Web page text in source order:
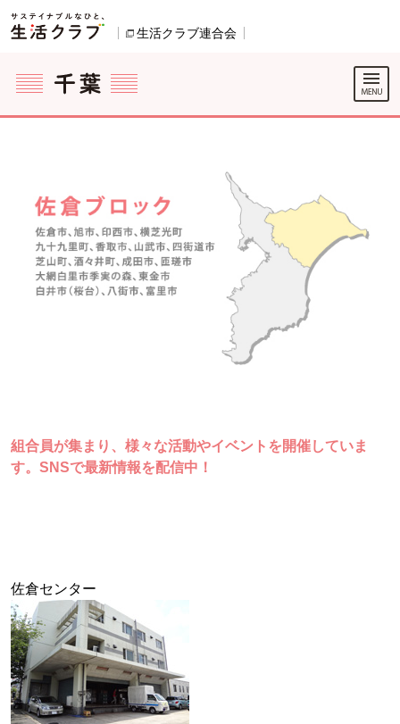
ページの先頭です。
生活クラブ連合会
組合員が集まり、様々な活動やイベントを開催していま
す。 SNSで最新情報を配信中！
佐倉センター